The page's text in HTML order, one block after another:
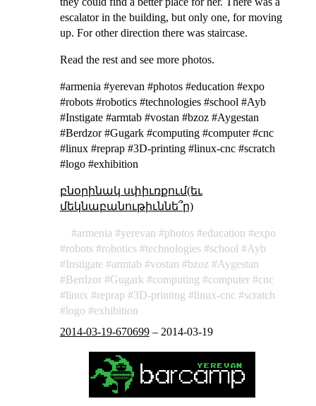
escalator in the building, but only one, for moving
up. For other direction there was staircase.
Read the rest and see more photos.
#armenia #yerevan #photos #education #expo
#robots #robotics #technologies #school #Ayb
#Instigate #armtab #vostan #bzoz #Aygestan
#Berdzor #Gugark #computing #computer #cnc
#linux #reprap #3D-printing #linux-cnc #scratch
#logo #exhibition
բնօրինակ սփիւռքում(եւ
մեկնաբանութիւննե՞ր)
armenia yerevan photos education
expo
robots
robotics technologies school
Ayb
Instigate
armtab vostan bzoz
Aygestan
Berdzor
Gugark computing computer
cnc
linux
reprap 3D-printing linux-cnc
scratch
logo
exhibition
2014-03-19-670699– 2014-03-19